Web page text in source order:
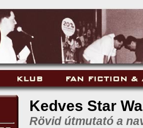
Kedves Star
Rövid útmutató a